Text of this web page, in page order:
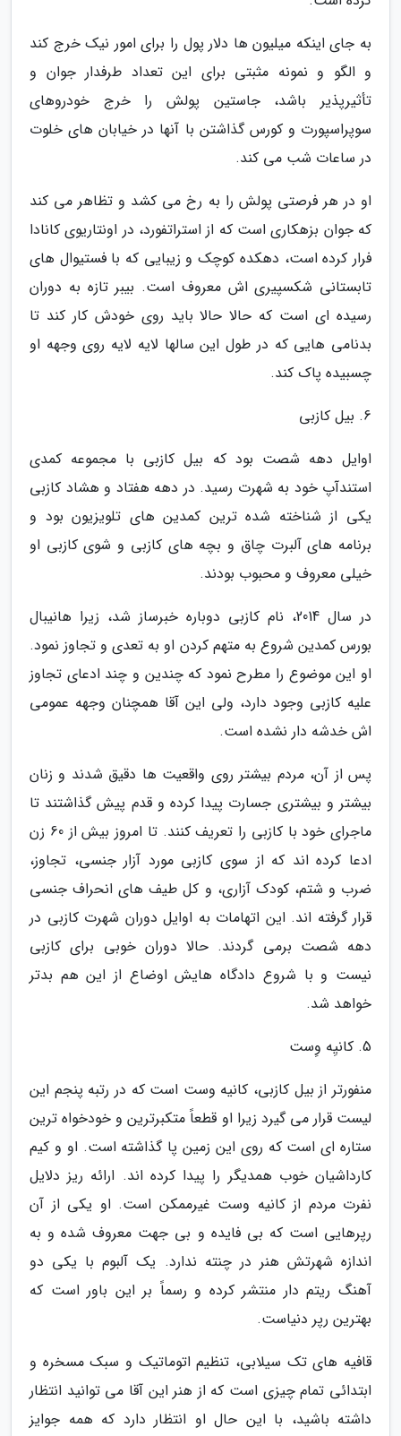
به جای اینکه میلیون ها دلار پول را برای امور نیک خرج کند
و الگو و نمونه مثبتی برای این تعداد طرفدار جوان و
تأثیرپذیر باشد، جاستین پولش را خرج خودروهای
سوپراسپورت و کورس گذاشتن با آنها در خیابان های خلوت
در ساعات شب می کند.
او در هر فرصتی پولش را به رخ می کشد و تظاهر می کند
که جوان بزهکاری است که از استراتفورد، در اونتاریوی کانادا
فرار کرده است، دهکده کوچک و زیبایی که با فستیوال های
تابستانی شکسپیری اش معروف است. بیبر تازه به دوران
رسیده ای است که حالا حالا باید روی خودش کار کند تا
بدنامی هایی که در طول این سالها لایه لایه روی وجهه او
چسبیده پاک کند.
6. بیل کازبی
اوایل دهه شصت بود که بیل کازبی با مجموعه کمدی
استندآپ خود به شهرت رسید. در دهه هفتاد و هشاد کازبی
یکی از شناخته شده ترین کمدین های تلویزیون بود و
برنامه های آلبرت چاق و بچه های کازبی و شوی کازبی او
خیلی معروف و محبوب بودند.
در سال 2014، نام کازبی دوباره خبرساز شد، زیرا هانیبال
بورس کمدین شروع به متهم کردن او به تعدی و تجاوز نمود.
او این موضوع را مطرح نمود که چندین و چند ادعای تجاوز
علیه کازبی وجود دارد، ولی این آقا همچنان وجهه عمومی
اش خدشه دار نشده است.
پس از آن، مردم بیشتر روی واقعیت ها دقیق شدند و زنان
بیشتر و بیشتری جسارت پیدا کرده و قدم پیش گذاشتند تا
ماجرای خود با کازبی را تعریف کنند. تا امروز بیش از 60 زن
ادعا کرده اند که از سوی کازبی مورد آزار جنسی، تجاوز،
ضرب و شتم، کودک آزاری، و کل طیف های انحراف جنسی
قرار گرفته اند. این اتهامات به اوایل دوران شهرت کازبی در
دهه شصت برمی گردند. حالا دوران خوبی برای کازبی
نیست و با شروع دادگاه هایش اوضاع از این هم بدتر
خواهد شد.
5. کانیِه وِست
منفورتر از بیل کازبی، کانیه وست است که در رتبه پنجم این
لیست قرار می گیرد زیرا او قطعاً متکبرترین و خودخواه ترین
ستاره ای است که روی این زمین پا گذاشته است. او و کیم
کارداشیان خوب همدیگر را پیدا کرده اند. ارائه ریز دلایل
نفرت مردم از کانیه وست غیرممکن است. او یکی از آن
رپرهایی است که بی فایده و بی جهت معروف شده و به
اندازه شهرتش هنر در چنته ندارد. یک آلبوم با یکی دو
آهنگ ریتم دار منتشر کرده و رسماً بر این باور است که
بهترین رپر دنیاست.
قافیه های تک سیلابی، تنظیم اتوماتیک و سبک مسخره و
ابتدائی تمام چیزی است که از هنر این آقا می توانید انتظار
داشته باشید، با این حال او انتظار دارد که همه جوایز